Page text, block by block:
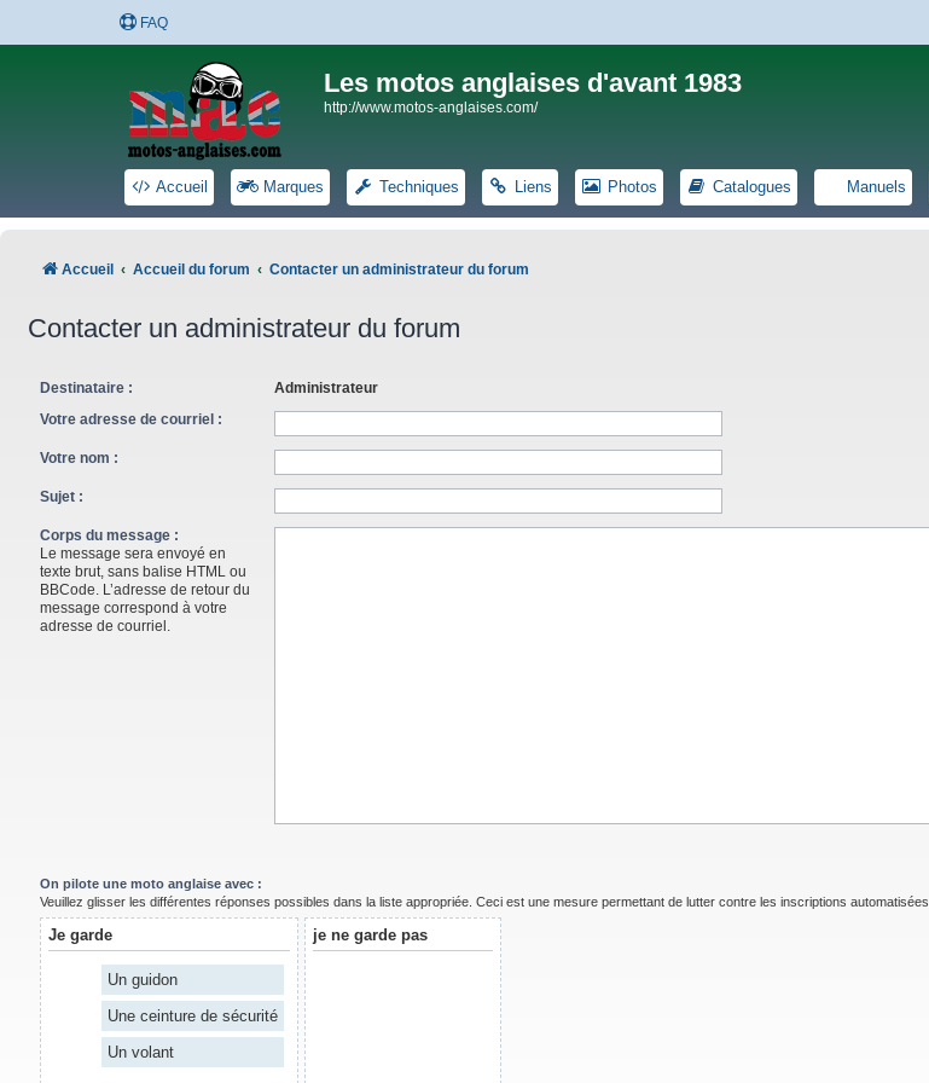
FAQ
Les motos anglaises d'avant 1983
http://www.motos-anglaises.com/
Accueil Marques Techniques Liens Photos Catalogues Manuels
Accueil Accueil du forum Contacter un administrateur du forum
Contacter un administrateur du forum
Destinataire :
Administrateur
Votre adresse de courriel :
Votre nom :
Sujet :
Corps du message :
Le message sera envoyé en
texte brut, sans balise HTML ou
BBCode. L’adresse de retour du
message correspond à votre
adresse de courriel.
On pilote une moto anglaise avec :
Veuillez glisser les différentes réponses possibles dans la liste appropriée. Ceci est une mesure permettant de lutter contre les inscriptions automatisées.
Je garde
Un guidon
Une ceinture de sécurité
Un volant
je ne garde pas